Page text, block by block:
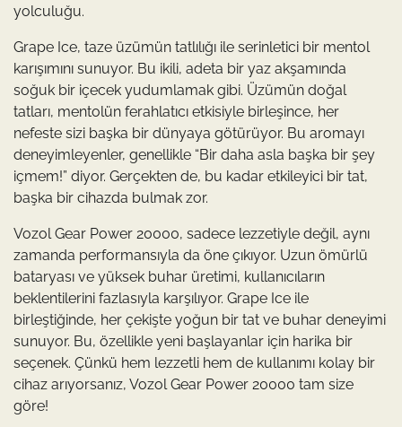
yolculuğu.
Grape Ice, taze üzümün tatlılığı ile serinletici bir mentol
karışımını sunuyor. Bu ikili, adeta bir yaz akşamında
soğuk bir içecek yudumlamak gibi. Üzümün doğal
tatları, mentolün ferahlatıcı etkisiyle birleşince, her
nefeste sizi başka bir dünyaya götürüyor. Bu aromayı
deneyimleyenler, genellikle “Bir daha asla başka bir şey
içmem!” diyor. Gerçekten de, bu kadar etkileyici bir tat,
başka bir cihazda bulmak zor.
Vozol Gear Power 20000, sadece lezzetiyle değil, aynı
zamanda performansıyla da öne çıkıyor. Uzun ömürlü
bataryası ve yüksek buhar üretimi, kullanıcıların
beklentilerini fazlasıyla karşılıyor. Grape Ice ile
birleştiğinde, her çekişte yoğun bir tat ve buhar deneyimi
sunuyor. Bu, özellikle yeni başlayanlar için harika bir
seçenek. Çünkü hem lezzetli hem de kullanımı kolay bir
cihaz arıyorsanız, Vozol Gear Power 20000 tam size
göre!